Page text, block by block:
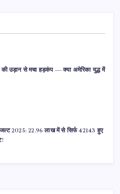
उड़ान से मचा हड़कंप — क्या अमेरिका युद्ध में
2025: 22.96 लाख में से सिर्फ 42143 हुए